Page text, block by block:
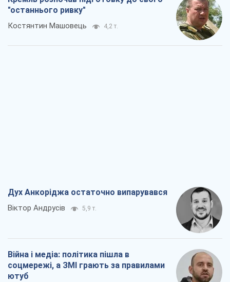
"останнього ривку"
Костянтин Машовець 4,2 т.
Дух Анкоріджа остаточно випарувався
Віктор Андрусів 5,9 т.
Війна і медіа: політика пішла в
соцмережі, а ЗМІ грають за правилами
ютуб